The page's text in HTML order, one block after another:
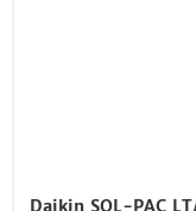
Daikin SOL-PAC